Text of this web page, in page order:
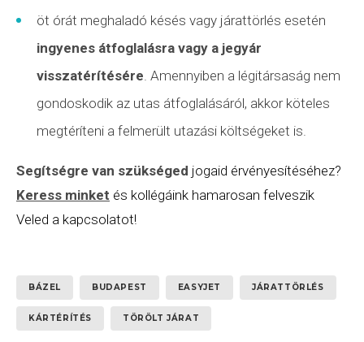
öt órát meghaladó késés vagy járattörlés esetén
ingyenes átfoglalásra vagy a jegyár
visszatérítésére . Amennyiben a légitársaság nem
gondoskodik az utas átfoglalásáról, akkor köteles
megtéríteni a felmerült utazási költségeket is.
Segítségre van szükséged jogaid érvényesítéséhez?
Keress minket és kollégáink hamarosan felveszik
Veled a kapcsolatot!
BÁZEL BUDAPEST EASYJET JÁRATTÖRLÉS
KÁRTÉRÍTÉS TÖRÖLT JÁRAT